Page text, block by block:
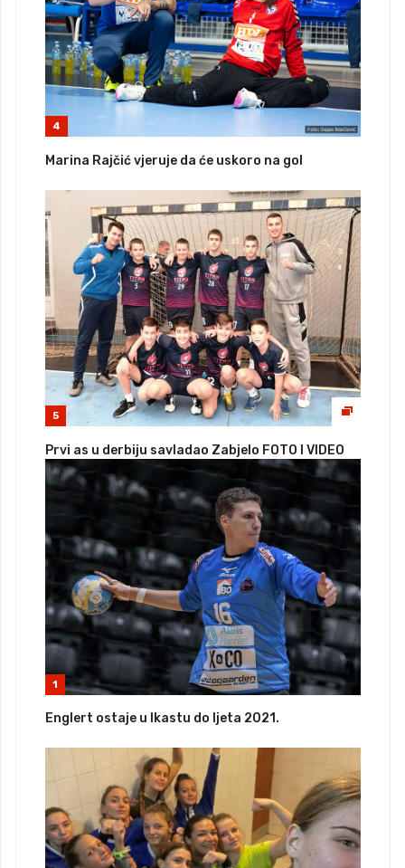
4
Marina Rajčić vjeruje da će uskoro na gol
5
Prvi as u derbiju savladao Zabjelo FOTO I VIDEO
1
Englert ostaje u Ikastu do ljeta 2021.